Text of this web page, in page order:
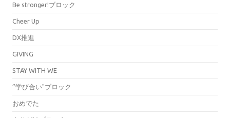
Be stronger!ブロック
Cheer Up
DX推進
GIVING
STAY WITH WE
”学び合い"ブロック
おめでた